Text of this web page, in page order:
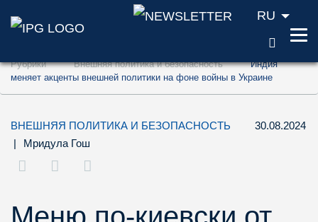
Перейти к содержанию (ключ доступа
Перейти к поиску (ключ доступа '2')
RU
Рубрики Внешняя политика и безопасность
Индия
меняет акценты внешней политики на фоне войны в Украине
ВНЕШНЯЯ ПОЛИТИКА И БЕЗОПАСНОСТЬ
30.08.2024
|
Мридула Гош